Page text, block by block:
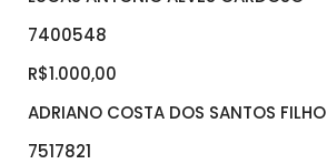
7400548
R$1.000,00
ADRIANO COSTA DOS SANTOS FILHO
7517821